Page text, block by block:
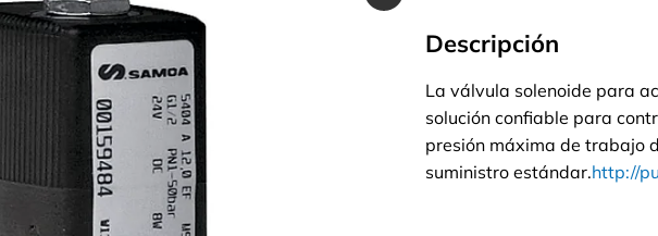
Descripción
La válvula solenoide para
solución confiable para
presión máxima de trabajo
suministro estándar.http://